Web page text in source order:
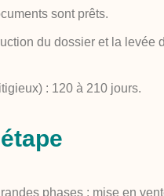
sont prêts.
du dossier et la levée
: 120 à 210 jours.
phases : mise en